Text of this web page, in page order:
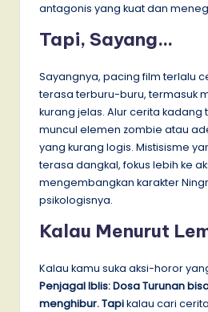
antagonis yang kuat dan
Tapi, Sayang…
Sayangnya, pacing film terlalu
terasa terburu-buru, termasuk
kurang jelas. Alur cerita kadang
muncul elemen zombie atau
yang kurang logis. Mistisisme
terasa dangkal, fokus lebih ke
mengembangkan karakter
psikologisnya.
Kalau Menurut
Kalau kamu suka aksi-horor
Penjagal Iblis: Dosa Turunan
menghibur. Tapikalau cari